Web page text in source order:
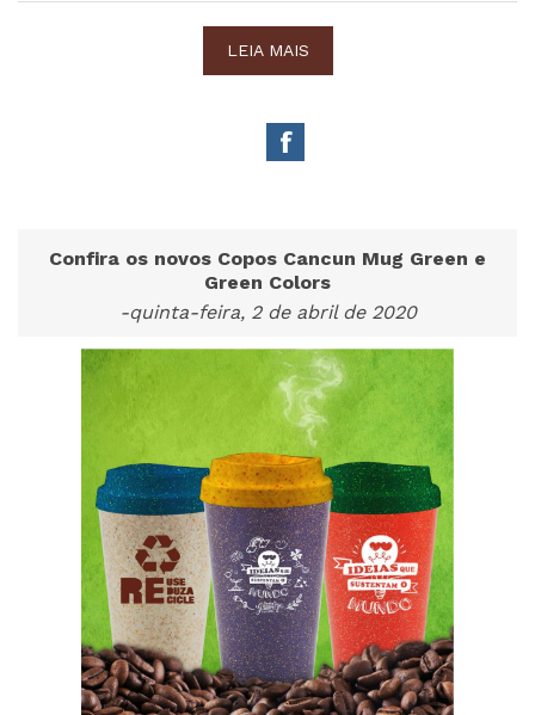
LEIA MAIS
Confira os novos Copos Cancun Mug Green e
Green Colors
-quinta-feira, 2 de abril de 2020